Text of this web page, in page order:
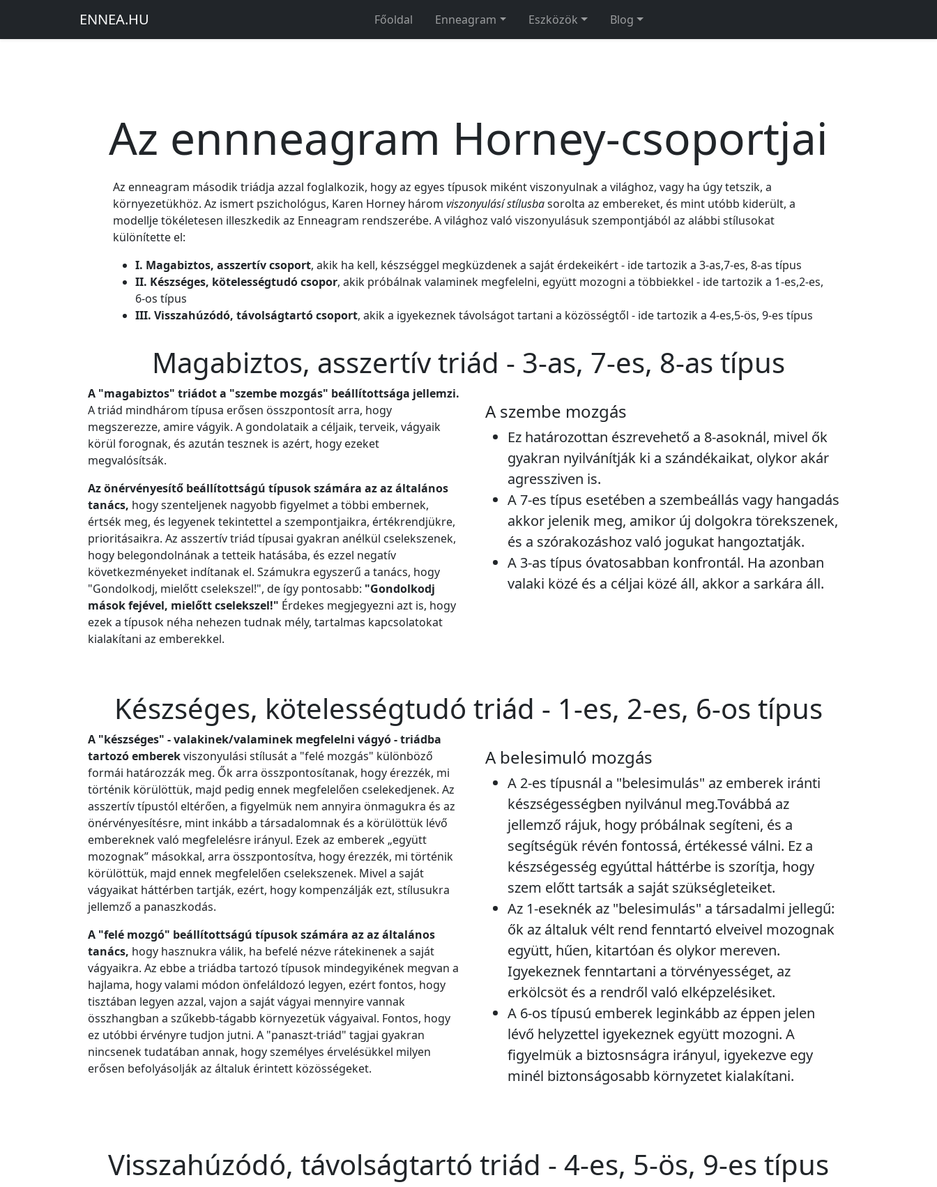
ENNEA.HU Főoldal Enneagram Eszközök Blog
Az ennneagram Horney-csoportjai
Az enneagram második triádja azzal foglalkozik, hogy az egyes típusok miként viszonyulnak a világhoz, vagy ha úgy tetszik, a
környezetükhöz. Az ismert pszichológus, Karen Horney három viszonyulásí stílusbasorolta az embereket, és mint utóbb kiderült, a
modellje tökéletesen illeszkedik az Enneagram rendszerébe. A világhoz való viszonyulásuk szempontjából az alábbi stílusokat
különítette el:
I. Magabiztos, asszertív csoport, akik ha kell, készséggel megküzdenek a saját érdekeikért - ide tartozik a 3-as,7-es, 8-as típus
II. Készséges, kötelességtudó csopor, akik próbálnak valaminek megfelelni, együtt mozogni a többiekkel - ide tartozik a 1-es,2-es,
6-os típus
III. Visszahúzódó, távolságtartó csoport, akik a igyekeznek távolságot tartani a közösségtől - ide tartozik a 4-es,5-ös, 9-es típus
Magabiztos, asszertív triád - 3-as, 7-es, 8-as típus
A "magabiztos" triádot a "szembe mozgás" beállítottsága jellemzi.
A triád mindhárom típusa erősen összpontosít arra, hogy
megszerezze, amire vágyik. A gondolataik a céljaik, terveik, vágyaik
körül forognak, és azután tesznek is azért, hogy ezeket
megvalósítsák.
Az önérvényesítő beállítottságú típusok számára az az általános
tanács, hogy szenteljenek nagyobb figyelmet a többi embernek,
értsék meg, és legyenek tekintettel a szempontjaikra, értékrendjükre,
prioritásaikra. Az asszertív triád típusai gyakran anélkül cselekszenek,
hogy belegondolnának a tetteik hatásába, és ezzel negatív
következményeket indítanak el. Számukra egyszerű a tanács, hogy
"Gondolkodj, mielőtt cselekszel!", de így pontosabb: "Gondolkodj
mások fejével, mielőtt cselekszel!" Érdekes megjegyezni azt is, hogy
ezek a típusok néha nehezen tudnak mély, tartalmas kapcsolatokat
kialakítani az emberekkel.
A szembe mozgás
Ez határozottan észrevehető a 8-asoknál, mivel ők
gyakran nyilvánítják ki a szándékaikat, olykor akár
agressziven is.
A 7-es típus esetében a szembeállás vagy hangadás
akkor jelenik meg, amikor új dolgokra törekszenek,
és a szórakozáshoz való jogukat hangoztatják.
A 3-as típus óvatosabban konfrontál. Ha azonban
valaki közé és a céljai közé áll, akkor a sarkára áll.
Készséges, kötelességtudó triád - 1-es, 2-es, 6-os típus
A "készséges" - valakinek/valaminek megfelelni vágyó - triádba
tartozó emberekviszonyulási stílusát a "felé mozgás" különböző
formái határozzák meg. Ők arra összpontosítanak, hogy érezzék, mi
történik körülöttük, majd pedig ennek megfelelően cselekedjenek. Az
asszertív típustól eltérően, a figyelmük nem annyira önmagukra és az
önérvényesítésre, mint inkább a társadalomnak és a körülöttük lévő
embereknek való megfelelésre irányul. Ezek az emberek „együtt
mozognak” másokkal, arra összpontosítva, hogy érezzék, mi történik
körülöttük, majd ennek megfelelően cselekszenek. Mivel a saját
vágyaikat háttérben tartják, ezért, hogy kompenzálják ezt, stílusukra
jellemző a panaszkodás.
A "felé mozgó" beállítottságú típusok számára az az általános
tanács, hogy hasznukra válik, ha befelé nézve rátekinenek a saját
vágyaikra. Az ebbe a triádba tartozó típusok mindegyikének megvan a
hajlama, hogy valami módon önfeláldozó legyen, ezért fontos, hogy
tisztában legyen azzal, vajon a saját vágyai mennyire vannak
összhangban a szűkebb-tágabb környezetük vágyaival. Fontos, hogy
ez utóbbi érvényre tudjon jutni. A "panaszt-triád" tagjai gyakran
nincsenek tudatában annak, hogy személyes érvelésükkel milyen
erősen befolyásolják az általuk érintett közösségeket.
A belesimuló mozgás
A 2-es típusnál a "belesimulás" az emberek iránti
készségességben nyilvánul meg.Továbbá az
jellemző rájuk, hogy próbálnak segíteni, és a
segítségük révén fontossá, értékessé válni. Ez a
készségesség egyúttal háttérbe is szorítja, hogy
szem előtt tartsák a saját szükségleteiket.
Az 1-eseknék az "belesimulás" a társadalmi jellegű:
ők az általuk vélt rend fenntartó elveivel mozognak
együtt, hűen, kitartóan és olykor mereven.
Igyekeznek fenntartani a törvényességet, az
erkölcsöt és a rendről való elképzelésiket.
A 6-os típusú emberek leginkább az éppen jelen
lévő helyzettel igyekeznek együtt mozogni. A
figyelmük a biztosnságra irányul, igyekezve egy
minél biztonságosabb környzetet kialakítani.
Visszahúzódó, távolságtartó triád - 4-es, 5-ös, 9-es típus